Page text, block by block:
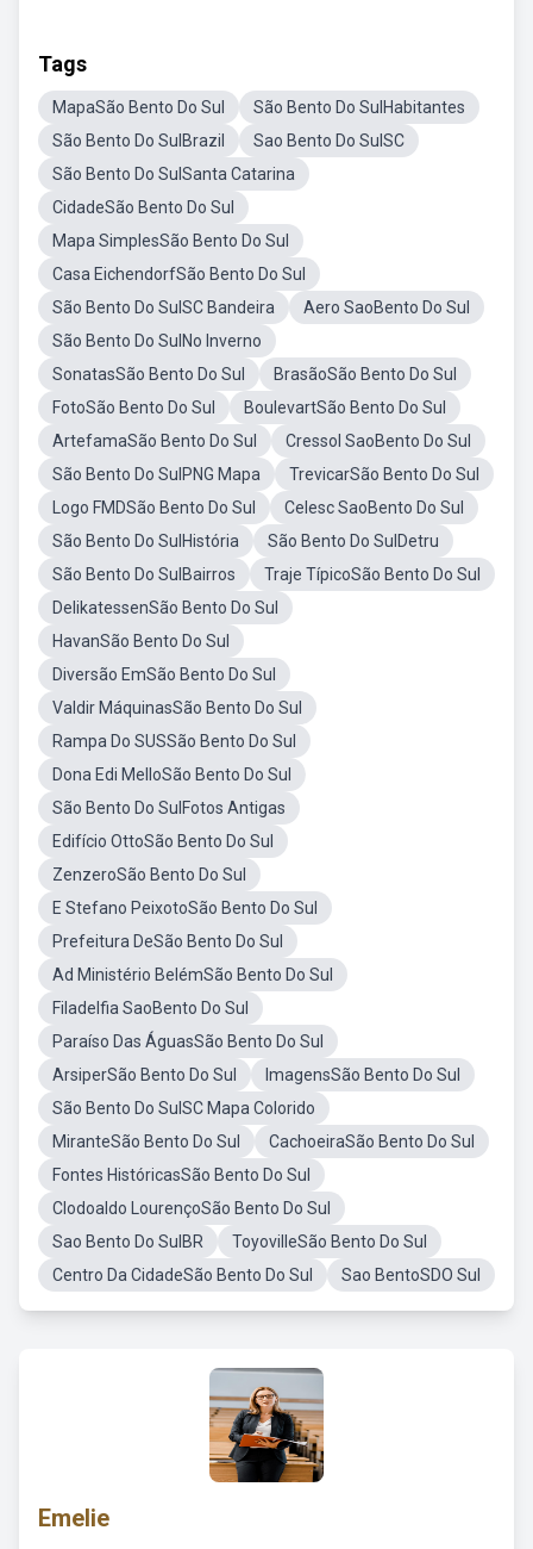
Tags
MapaSão Bento Do Sul
São Bento Do SulHabitantes
São Bento Do SulBrazil
Sao Bento Do SulSC
São Bento Do SulSanta Catarina
CidadeSão Bento Do Sul
Mapa SimplesSão Bento Do Sul
Casa EichendorfSão Bento Do Sul
São Bento Do SulSC Bandeira
Aero SaoBento Do Sul
São Bento Do SulNo Inverno
SonatasSão Bento Do Sul
BrasãoSão Bento Do Sul
FotoSão Bento Do Sul
BoulevartSão Bento Do Sul
ArtefamaSão Bento Do Sul
Cressol SaoBento Do Sul
São Bento Do SulPNG Mapa
TrevicarSão Bento Do Sul
Logo FMDSão Bento Do Sul
Celesc SaoBento Do Sul
São Bento Do SulHistória
São Bento Do SulDetru
São Bento Do SulBairros
Traje TípicoSão Bento Do Sul
DelikatessenSão Bento Do Sul
HavanSão Bento Do Sul
Diversão EmSão Bento Do Sul
Valdir MáquinasSão Bento Do Sul
Rampa Do SUSSão Bento Do Sul
Dona Edi MelloSão Bento Do Sul
São Bento Do SulFotos Antigas
Edifício OttoSão Bento Do Sul
ZenzeroSão Bento Do Sul
E Stefano PeixotoSão Bento Do Sul
Prefeitura DeSão Bento Do Sul
Ad Ministério BelémSão Bento Do Sul
Filadelfia SaoBento Do Sul
Paraíso Das ÁguasSão Bento Do Sul
ArsiperSão Bento Do Sul
ImagensSão Bento Do Sul
São Bento Do SulSC Mapa Colorido
MiranteSão Bento Do Sul
CachoeiraSão Bento Do Sul
Fontes HistóricasSão Bento Do Sul
Clodoaldo LourençoSão Bento Do Sul
Sao Bento Do SulBR
ToyovilleSão Bento Do Sul
Centro Da CidadeSão Bento Do Sul
Sao BentoSDO Sul
Emelie